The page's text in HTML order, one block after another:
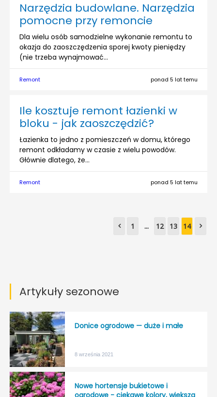
Narzędzia budowlane. Narzędzia
pomocne przy remoncie
Dla wielu osób samodzielne wykonanie remontu to
okazja do zaoszczędzenia sporej kwoty pieniędzy
(nie trzeba wynajmować...
Remont ponad 5 lat temu
Ile kosztuje remont łazienki w
bloku - jak zaoszczędzić?
Łazienka to jedno z pomieszczeń w domu, którego
remont odkładamy w czasie z wielu powodów.
Głównie dlatego, że...
Remont ponad 5 lat temu
1 ... 12 13 14
Artykuły sezonowe
Donice ogrodowe — duże i małe
8 września 2021
Nowe hortensje bukietowe i
ogrodowe - ciekawe kolory, większa